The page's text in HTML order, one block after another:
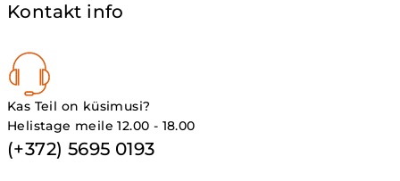
Kontakt info
Kas Teil on küsimusi?
Helistage meile 12.00 - 18.00
(+372) 5695 0193